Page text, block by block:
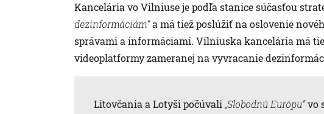
Kancelária vo Vilniuse je podľa stanice súčasťou
dezinformáciám“a má tiež poslúžiť na oslovenie
správami a informáciami. Vilniuska kancelária má
videoplatformy zameranej na vyvracanie
Litovčania a Lotyši počúvali„Slobodnú Európu“vo